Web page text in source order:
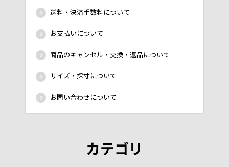
送料・決済手数料について
お支払いについて
商品のキャンセル・交換・返品について
サイズ・採寸について
お問い合わせについて
カテゴリ